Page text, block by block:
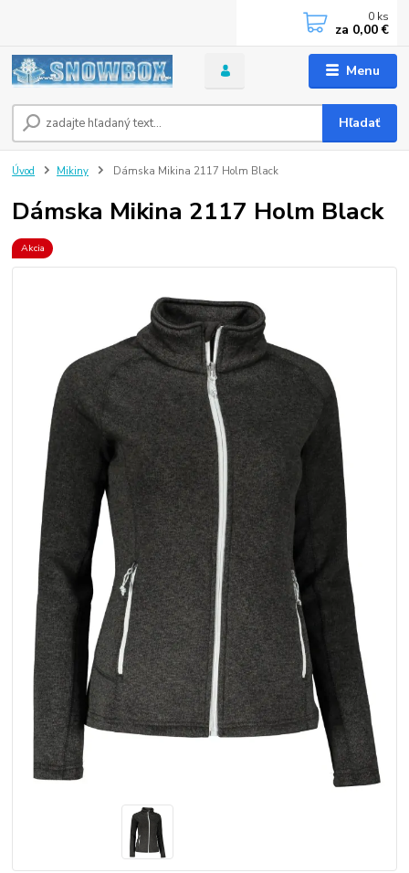
Menu
Hľadať
0 ks
za 0,00 €
Úvod Mikiny Dámska Mikina 2117 Holm Black
Dámska Mikina 2117 Holm Black
Akcia